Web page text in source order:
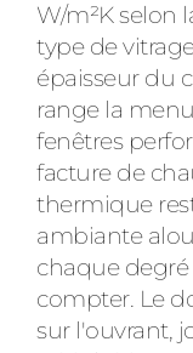
W/m²K selon
type de
épaisseur du
range la
fenêtres
facture de
thermique
ambiante
chaque
compter. Le
sur l'ouvrant,